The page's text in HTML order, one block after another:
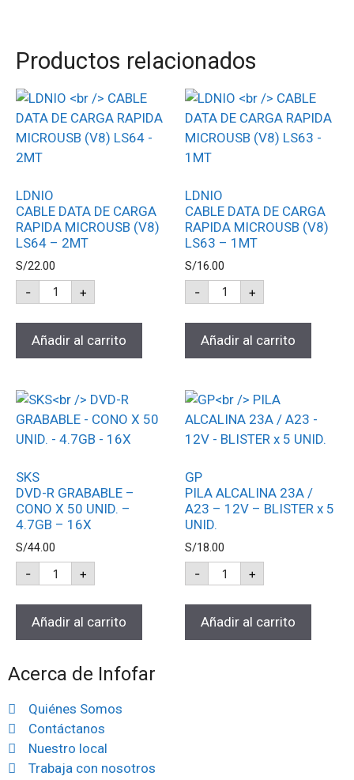
Productos relacionados
LDNIO
CABLE DATA DE CARGA
RAPIDA MICROUSB (V8)
LS64 – 2MT
S/22.00
- +
Añadir al carrito
LDNIO
CABLE DATA DE CARGA
RAPIDA MICROUSB (V8)
LS63 – 1MT
S/16.00
- +
Añadir al carrito
SKS
DVD-R GRABABLE –
CONO X 50 UNID. –
4.7GB – 16X
S/44.00
- +
Añadir al carrito
GP
PILA ALCALINA 23A /
A23 – 12V – BLISTER x 5
UNID.
S/18.00
- +
Añadir al carrito
Acerca de Infofar
Quiénes Somos
Contáctanos
Nuestro local
Trabaja con nosotros